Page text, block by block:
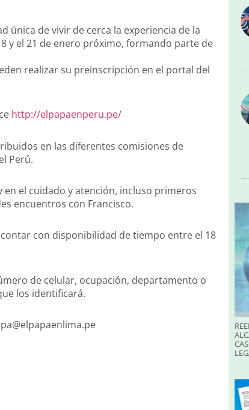
única de vivir de cerca la experiencia de la
y el 21 de enero próximo, formando parte de
realizar su preinscripción en el portal del
http://elpapaenperu.pe/
en las diferentes comisiones de
Perú.
en el cuidado y atención, incluso primeros
encuentros con Francisco.
con disponibilidad de tiempo entre el 18
de celular, ocupación, departamento o
los identificará.